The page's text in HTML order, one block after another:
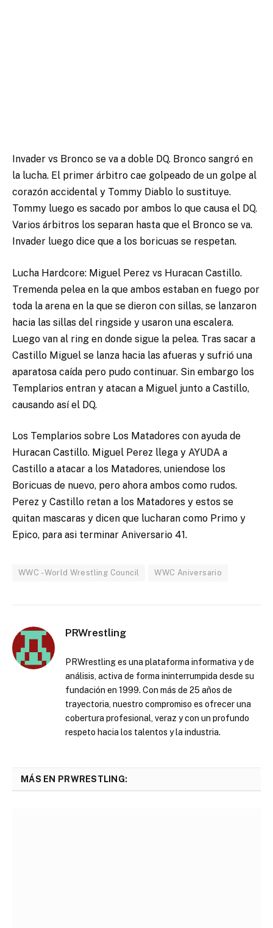
Invader vs Bronco se va a doble DQ. Bronco sangró en
la lucha. El primer árbitro cae golpeado de un golpe al
corazón accidental y Tommy Diablo lo sustituye.
Tommy luego es sacado por ambos lo que causa el DQ.
Varios árbitros los separan hasta que el Bronco se va.
Invader luego dice que a los boricuas se respetan.
Lucha Hardcore: Miguel Perez vs Huracan Castillo.
Tremenda pelea en la que ambos estaban en fuego por
toda la arena en la que se dieron con sillas, se lanzaron
hacia las sillas del ringside y usaron una escalera.
Luego van al ring en donde sigue la pelea. Tras sacar a
Castillo Miguel se lanza hacia las afueras y sufrió una
aparatosa caída pero pudo continuar. Sin embargo los
Templarios entran y atacan a Miguel junto a Castillo,
causando así el DQ.
Los Templarios sobre Los Matadores con ayuda de
Huracan Castillo. Miguel Perez llega y AYUDA a
Castillo a atacar a los Matadores, uniendose los
Boricuas de nuevo, pero ahora ambos como rudos.
Perez y Castillo retan a los Matadores y estos se
quitan mascaras y dicen que lucharan como Primo y
Epico, para asi terminar Aniversario 41.
WWC - World Wrestling Council WWC Aniversario
PRWrestling
PRWrestling es una plataforma informativa y de
análisis, activa de forma ininterrumpida desde su
fundación en 1999. Con más de 25 años de
trayectoria, nuestro compromiso es ofrecer una
cobertura profesional, veraz y con un profundo
respeto hacia los talentos y la industria.
MÁS EN PRWRESTLING: